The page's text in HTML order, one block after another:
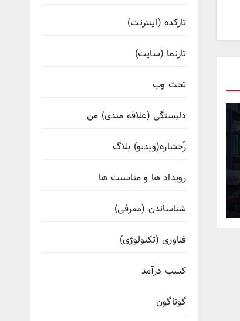
تارکده (اینترنت)
تارنما (سایت)
تحت وب
دلبستگی (علاقه مندی) من
رُخشاره(ویدیو) بلاگ
رویداد ها و مناسبت ها
شناساندن (معرفی)
فناوری (تکنولوژی)
کسب درآمد
گوناگون